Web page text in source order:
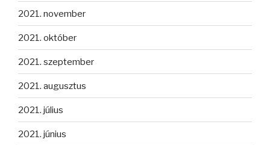
2021. november
2021. október
2021. szeptember
2021. augusztus
2021. július
2021. június